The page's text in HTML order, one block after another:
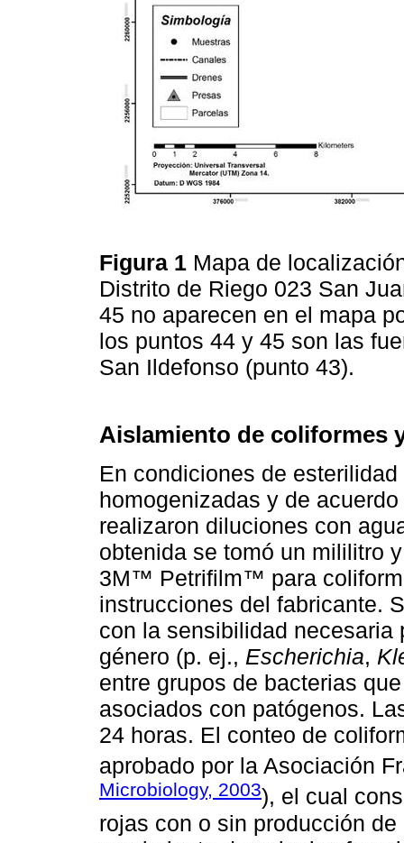
Figura 1 Mapa de
Distrito de Riego 023 San
45 no aparecen en el mapa
los puntos 44 y 45 son las
San Ildefonso (punto 43).
Aislamiento de coliformes
En condiciones de
homogenizadas y de
realizaron diluciones con
obtenida se tomó un mililitro
3M™ Petrifilm™ para
instrucciones del fabricante.
con la sensibilidad necesaria
género (p. ej., Escherichia,
entre grupos de bacterias
asociados con patógenos.
24 horas. El conteo de
aprobado por la Asociación
Microbiology, 2003), el cual
rojas con o sin producción